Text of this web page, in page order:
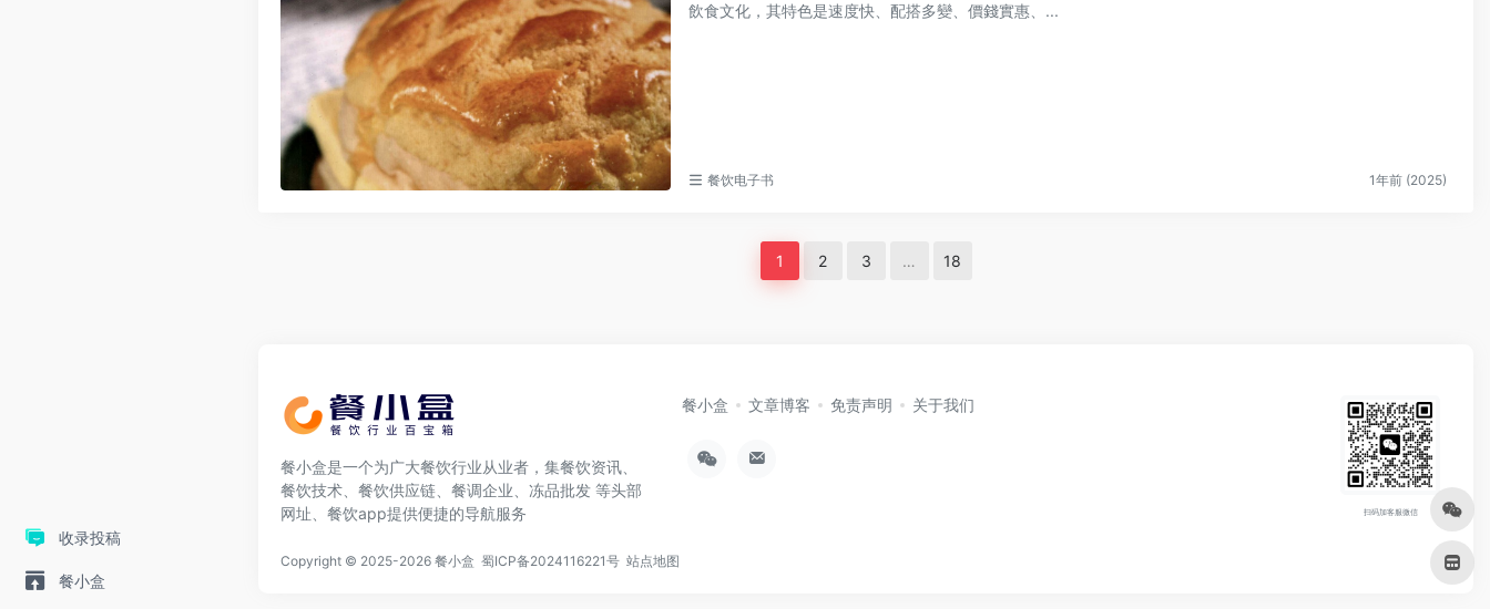
收录投稿
餐小盒
飲食文化，其特色是速度快、配搭多變、價錢實惠、...
餐饮电子书 1年前 (2025)
1 2 3 … 18
餐小盒是一个为广大餐饮行业从业者，集餐饮资讯、
餐饮技术、餐饮供应链、餐调企业、冻品批发 等头部
网址、餐饮app提供便捷的导航服务
餐小盒 文章博客 免责声明 关于我们
扫码加客服微信
Copyright © 2025-2026 餐小盒 蜀ICP备2024116221号 站点地图